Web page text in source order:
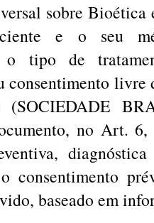
sobre
e o seu
o tipo de
consentimento
(SOCIEDADE
no Art. 6,
consentimento
baseado em